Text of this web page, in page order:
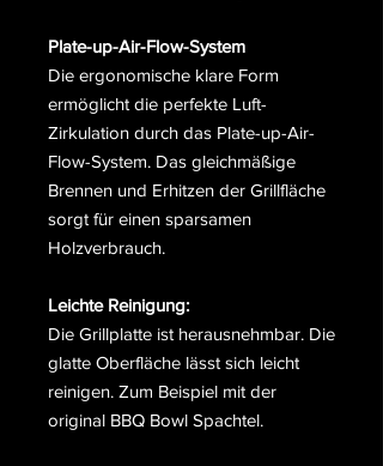
Plate-up-Air-Flow-System
Die ergonomische klare Form
ermöglicht die perfekte Luft-
Zirkulation durch das Plate-up-Air-
Flow-System. Das gleichmäßige
Brennen und Erhitzen der Grillfläche
sorgt für einen sparsamen
Holzverbrauch.
Leichte Reinigung:
Die Grillplatte ist herausnehmbar. Die
glatte Oberfläche lässt sich leicht
reinigen. Zum Beispiel mit der
original BBQ Bowl Spachtel.